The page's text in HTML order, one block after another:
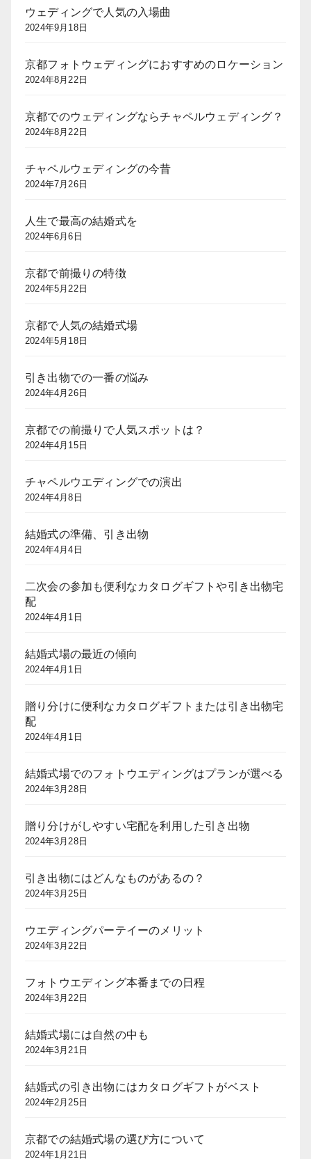
ウェディングで人気の入場曲
2024年9月18日
京都フォトウェディングにおすすめのロケーション
2024年8月22日
京都でのウェディングならチャペルウェディング？
2024年8月22日
チャペルウェディングの今昔
2024年7月26日
人生で最高の結婚式を
2024年6月6日
京都で前撮りの特徴
2024年5月22日
京都で人気の結婚式場
2024年5月18日
引き出物での一番の悩み
2024年4月26日
京都での前撮りで人気スポットは？
2024年4月15日
チャペルウエディングでの演出
2024年4月8日
結婚式の準備、引き出物
2024年4月4日
二次会の参加も便利なカタログギフトや引き出物宅
配
2024年4月1日
結婚式場の最近の傾向
2024年4月1日
贈り分けに便利なカタログギフトまたは引き出物宅
配
2024年4月1日
結婚式場でのフォトウエディングはプランが選べる
2024年3月28日
贈り分けがしやすい宅配を利用した引き出物
2024年3月28日
引き出物にはどんなものがあるの？
2024年3月25日
ウエディングパーテイーのメリット
2024年3月22日
フォトウエディング本番までの日程
2024年3月22日
結婚式場には自然の中も
2024年3月21日
結婚式の引き出物にはカタログギフトがベスト
2024年2月25日
京都での結婚式場の選び方について
2024年1月21日